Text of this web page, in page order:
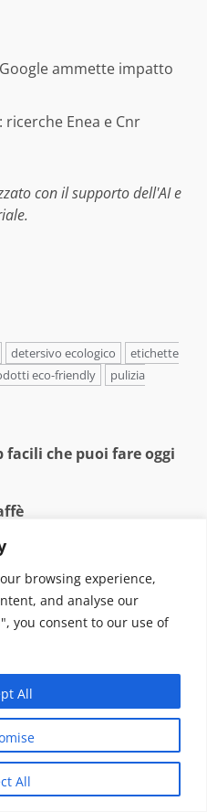
browsing experience,
and analyse our
you consent to our use of
All
All
ammette impatto
Enea e Cnr
con il supporto dell'AI e
detersivo ecologico
etichette
eco-friendly
pulizia
facili che puoi fare oggi